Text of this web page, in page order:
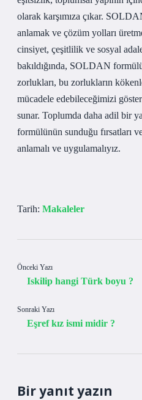
olarak karşımıza çıkar.
anlamak ve çözüm yolları
cinsiyet, çeşitlilik ve sosyal
bakıldığında, SOLDAN
zorlukları, bu zorlukların
mücadele edebileceğimizi
sunar. Toplumda daha adil bir
formülünün sunduğu fırsatları
anlamalı ve uygulamalıyız.
Tarih: Makaleler
Önceki Yazı
Iskilip hangi Türk boyu ?
Sonraki Yazı
Eşref kız ismi midir ?
Bir yanıt yazın